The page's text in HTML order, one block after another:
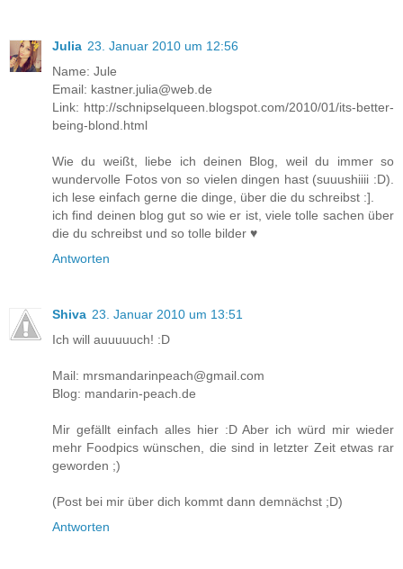
Julia 23. Januar 2010 um 12:56
Name: Jule
Email: kastner.julia@web.de
Link: http://schnipselqueen.blogspot.com/2010/01/its-better-
being-blond.html
Wie du weißt, liebe ich deinen Blog, weil du immer so
wundervolle Fotos von so vielen dingen hast (suuushiiii :D).
ich lese einfach gerne die dinge, über die du schreibst :].
ich find deinen blog gut so wie er ist, viele tolle sachen über
die du schreibst und so tolle bilder ♥
Antworten
Shiva 23. Januar 2010 um 13:51
Ich will auuuuuch! :D
Mail: mrsmandarinpeach@gmail.com
Blog: mandarin-peach.de
Mir gefällt einfach alles hier :D Aber ich würd mir wieder
mehr Foodpics wünschen, die sind in letzter Zeit etwas rar
geworden ;)
(Post bei mir über dich kommt dann demnächst ;D)
Antworten